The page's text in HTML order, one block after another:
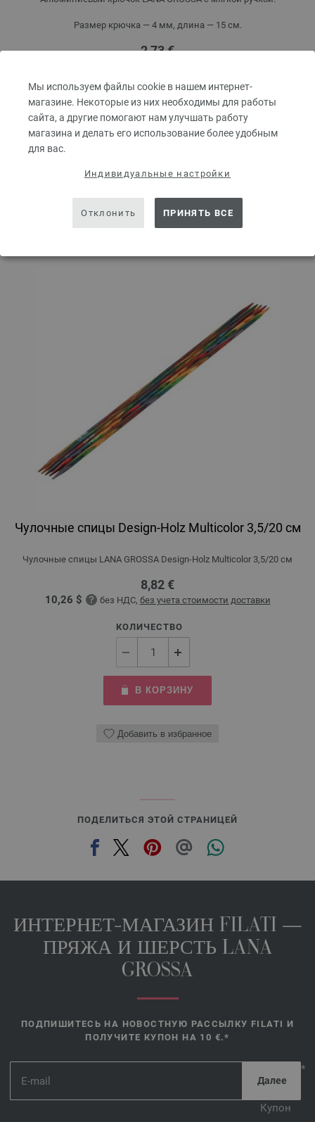
Мы используем файлы cookie в нашем интернет-
магазине. Некоторые из них необходимы для работы
сайта, а другие помогают нам улучшать работу
магазина и делать его использование более удобным
для вас.
Индивидуальные настройки
Отклонить ПРИНЯТЬ ВСЕ
Размер крючка — 4 мм, длина — 15 см.
2,73 €
КОЛИЧЕСТВО
Добавить в избранное
Чулочные спицы Design-Holz Multicolor 3,5/20 см
Чулочные спицы LANA GROSSA Design-Holz Multicolor 3,5/20 см
8,82 €
10,26 $ без НДС, без учета стоимости доставки
КОЛИЧЕСТВО
В КОРЗИНУ
Добавить в избранное
ПОДЕЛИТЬСЯ ЭТОЙ СТРАНИЦЕЙ
ИНТЕРНЕТ-МАГАЗИН FILATI —
ПРЯЖА И ШЕРСТЬ LANA
GROSSA
ПОДПИШИТЕСЬ НА НОВОСТНУЮ РАССЫЛКУ FILATI И
ПОЛУЧИТЕ КУПОН НА 10 €.*
*
Купон